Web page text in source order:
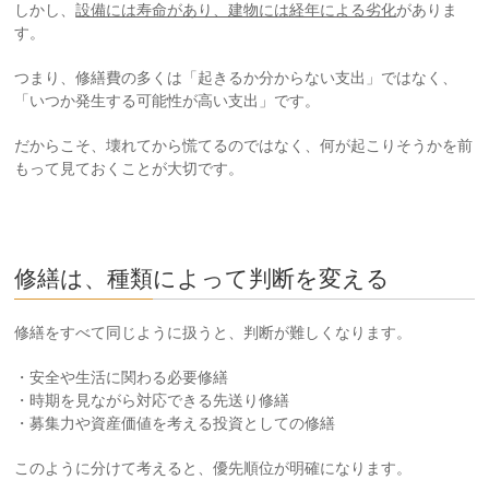
しかし、設備には寿命があり、建物には経年による劣化がありま
す。
つまり、修繕費の多くは「起きるか分からない支出」ではなく、
「いつか発生する可能性が高い支出」です。
だからこそ、壊れてから慌てるのではなく、何が起こりそうかを前
もって見ておくことが大切です。
修繕は、種類によって判断を変える
修繕をすべて同じように扱うと、判断が難しくなります。
・安全や生活に関わる必要修繕
・時期を見ながら対応できる先送り修繕
・募集力や資産価値を考える投資としての修繕
このように分けて考えると、優先順位が明確になります。